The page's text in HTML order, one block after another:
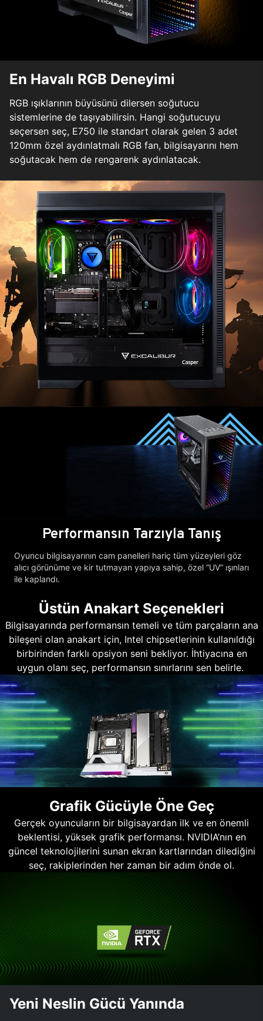
En Havalı RGB Deneyimi
RGB ışıklarının büyüsünü dilersen soğutucu
sistemlerine de taşıyabilirsin. Hangi soğutucuyu
seçersen seç, E750 ile standart olarak gelen 3 adet
120mm özel aydınlatmalı RGB fan, bilgisayarını hem
soğutacak hem de rengarenk aydınlatacak.
Performansın Tarzıyla Tanış
Oyuncu bilgisayarının cam panelleri hariç tüm yüzeyleri göz
alıcı görünüme ve kir tutmayan yapıya sahip, özel “UV” ışınları
ile kaplandı.
Üstün Anakart Seçenekleri
Bilgisayarında performansın temeli ve tüm parçaların ana
bileşeni olan anakart için, Intel chipsetlerinin kullanıldığı
birbirinden farklı opsiyon seni bekliyor. İhtiyacına en
uygun olanı seç, performansın sınırlarını sen belirle.
Grafik Gücüyle Öne Geç
Gerçek oyuncuların bir bilgisayardan ilk ve en önemli
beklentisi, yüksek grafik performansı. NVIDIA’nın en
güncel teknolojilerini sunan ekran kartlarından dilediğini
seç, rakiplerinden her zaman bir adım önde ol.
Yeni Neslin Gücü Yanında